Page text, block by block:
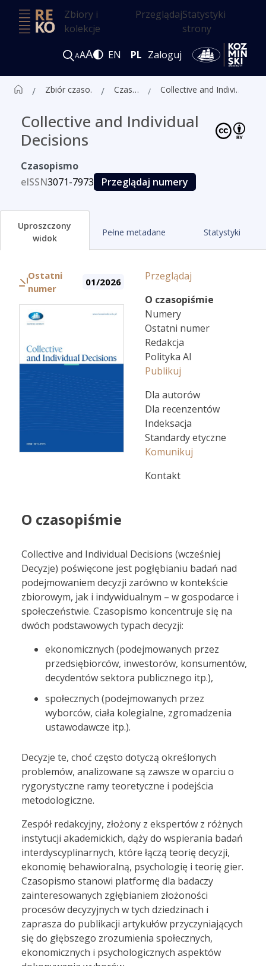
Zbiory i
kolekcje
PrzeglądajStatystyki
strony
AAA EN PL Zaloguj
Zbiór czasopism ALK Czasopisma Collective and Individual Decisions
Collective and Individual
Decisions
Czasopismo
eISSN3071-7973 Przeglądaj numery
Uproszczony
widok
Pełne metadane Statystyki
Ostatni
numer
01/2026
Przeglądaj
O czasopiśmie
Numery
Ostatni numer
Redakcja
Polityka AI
Publikuj
Dla autorów
Dla recenzentów
Indeksacja
Standardy etyczne
Komunikuj
Kontakt
O czasopiśmie
Collective and Individual Decisions (wcześniej
Decyzje) poświęcone jest pogłębianiu badań nad
podejmowaniem decyzji zarówno w kontekście
zbiorowym, jak i indywidualnym – w gospodarce i
społeczeństwie. Czasopismo koncentruje się na
dwóch podstawowych typach decyzji:
ekonomicznych (podejmowanych przez
przedsiębiorców, inwestorów, konsumentów,
decydentów sektora publicznego itp.),
społecznych (podejmowanych przez
wyborców, ciała kolegialne, zgromadzenia
ustawodawcze itp.).
Decyzje te, choć często dotyczą określonych
problemów, analizowane są zawsze w oparciu o
rygorystyczne ramy teoretyczne i podejścia
metodologiczne.
Zespół redakcyjny, złożony z ekspertów z różnych
instytucji akademickich, dąży do wspierania badań
interdyscyplinarnych, które łączą teorię decyzji,
ekonomię behawioralną, psychologię i teorię gier.
Czasopismo stanowi platformę dla badaczy
zainteresowanych zgłębianiem złożoności
procesów decyzyjnych w tych dziedzinach i
zaprasza do publikacji artykułów przyczyniających
się do głębszego zrozumienia społecznych,
ekonomicznych i psychologicznych aspektów